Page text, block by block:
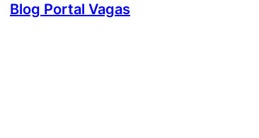
Blog Portal Vagas